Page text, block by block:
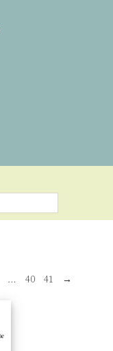
… 40 41 →